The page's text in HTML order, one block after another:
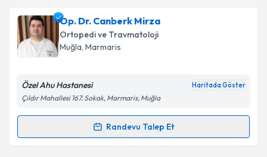
takvim hazırlandığında e-posta ile bilgilendireceğiz.
E-posta Adresiniz
Kişisel verilerimin işlenmesine ilişkin
Metni'ni okudum ve kişisel verilerimin belirtilen
kapsamda işlenmesini kabul ediyorum.
Op. Dr. Canberk Mirza
Ortopedi ve Travmatoloji
Muğla, Marmaris
Özel Ahu Hastanesi Haritada Göster
Çıldır Mahallesi 167. Sokak, Marmaris, Muğla
Randevu Talep Et
Randevu Takvimi Talebi